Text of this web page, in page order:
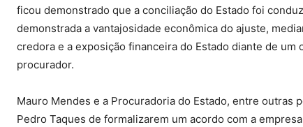
ficou demonstrado que a conciliação do Estado foi
demonstrada a vantajosidade econômica do ajuste,
credora e a exposição financeira do Estado diante de
procurador.
Mauro Mendes e a Procuradoria do Estado, entre outras
Pedro Taques de formalizarem um acordo com a